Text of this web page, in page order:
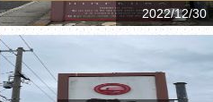
2022/12/30